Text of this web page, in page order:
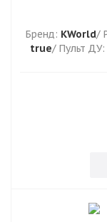
Бренд: KWorld/
true/ Пульт ДУ: